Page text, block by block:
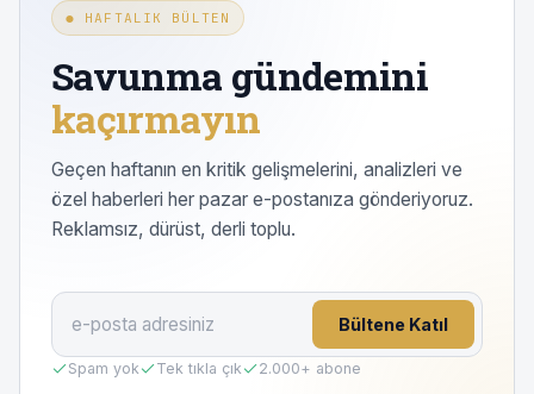
● HAFTALIK BÜLTEN
Savunma gündemini
kaçırmayın
Geçen haftanın en kritik gelişmelerini, analizleri ve
özel haberleri her pazar e-postanıza gönderiyoruz.
Reklamsız, dürüst, derli toplu.
Bültene Katıl
Spam yok Tek tıkla çık 2.000+ abone